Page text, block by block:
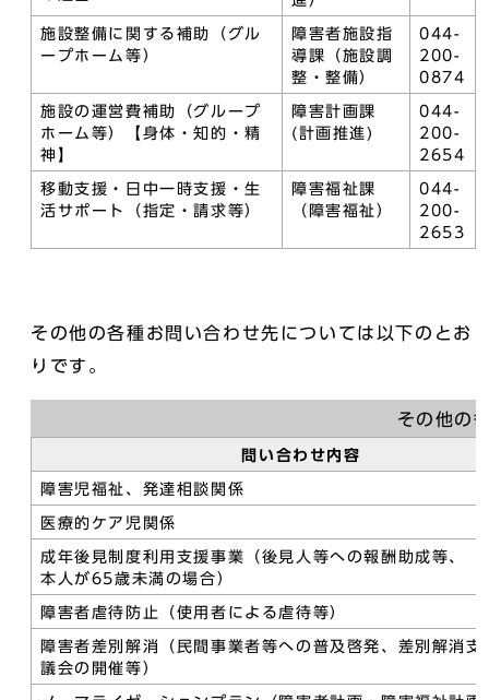
施設整備に関する補助（グル
ープホーム等）
障害者施設指
導課（施設調
整・整備）
044-
200-
0874
施設の運営費補助（グループ
ホーム等）【身体・知的・精
神】
障害計画課
(計画推進)
044-
200-
2654
移動支援・日中一時支援・生
活サポート（指定・請求等）
障害福祉課
（障害福祉）
044-
200-
2653
その他の各種お問い合わせ先については以下のとお
りです。
その他の
問い合わせ内容
障害児福祉、発達相談関係
医療的ケア児関係
成年後見制度利用支援事業（後見人等への報酬助成等、
本人が65歳未満の場合）
障害者虐待防止（使用者による虐待等）
障害者差別解消（民間事業者等への普及啓発、差別解消支
議会の開催等）